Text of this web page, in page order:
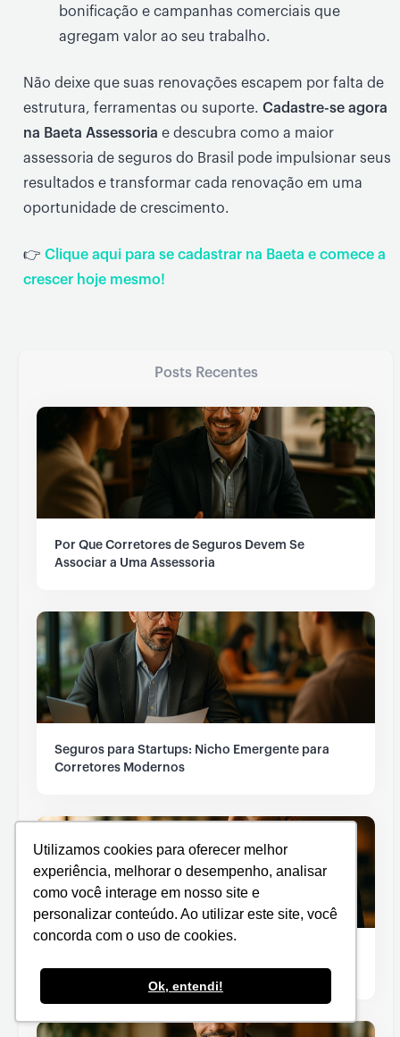
Utilizamos cookies para oferecer melhor
experiência, melhorar o desempenho, analisar
como você interage em nosso site e
personalizar conteúdo. Ao utilizar este site, você
concorda com o uso de cookies.
Ok, entendi!
bonificação e campanhas comerciais que
agregam valor ao seu trabalho.
Não deixe que suas renovações escapem por falta de
estrutura, ferramentas ou suporte.Cadastre-se agora
na Baeta Assessoria e descubra como a maior
assessoria de seguros do Brasil pode impulsionar seus
resultados e transformar cada renovação em uma
oportunidade de crescimento.
👉Clique aqui para se cadastrar na Baeta e comece a
crescer hoje mesmo!
Posts Recentes
Por Que Corretores de Seguros Devem Se
Associar a Uma Assessoria
Seguros para Startups: Nicho Emergente para
Corretores Modernos